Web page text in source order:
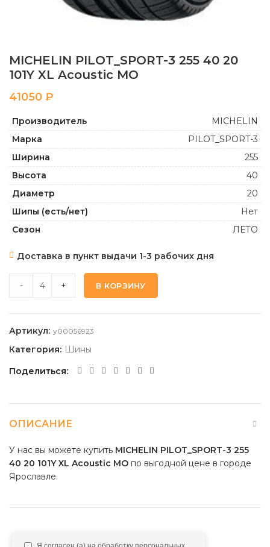
MICHELIN PILOT_SPORT-3 255 40 20
101Y XL Acoustic MO
₽
Производитель
MICHELIN
Марка
PILOT_SPORT-3
Ширина
255
Высота
40
Диаметр
20
Шипы (есть/нет)
Нет
Сезон
ЛЕТО
Доставка в пункт выдачи 1-3 рабочих дня
MICHELIN PILOT_SPORT-3 255 40 20 101Y XL Acoustic MO
- + В КОРЗИНУ
Артикул: y00056923
Категория: Шины
Поделиться
ОПИСАНИЕ
У нас вы можете купить MICHELIN PILOT_SPORT-3 255
40 20 101Y XL Acoustic MO по выгодной цене в городе
Ярославле.